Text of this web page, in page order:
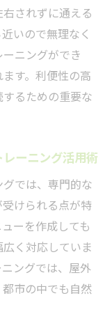
されずに通える
いので無理なく
ニングができ
す。利便性の高
るための重要な
ーニング活用術
では、専門的な
けられる点が特
ーを作成しても
く対応していま
ングでは、屋外
市の中でも自然